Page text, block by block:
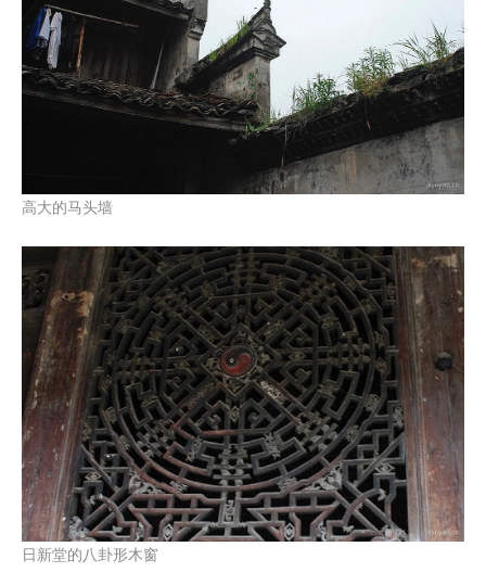
高大的马头墙
日新堂的八卦形木窗